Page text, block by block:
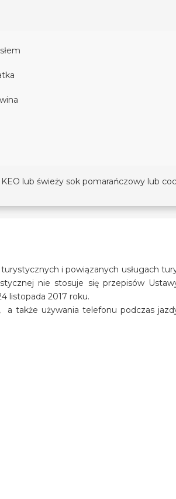
lub świeży sok pomarańczowy lub
i powiązanych usługach
nie stosuje się przepisów
listopada 2017 roku.
także używania telefonu podczas